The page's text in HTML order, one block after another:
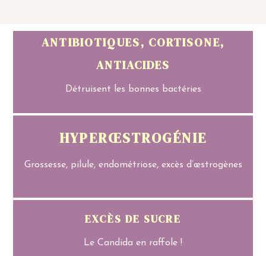
ANTIBIOTIQUES, CORTISONE,
ANTIACIDES
Détruisent les bonnes bactéries
HYPERŒSTROGÉNIE
Grossesse, pilule, endométriose, excès d’œstrogènes
EXCÈS DE SUCRE
Le Candida en raffole !